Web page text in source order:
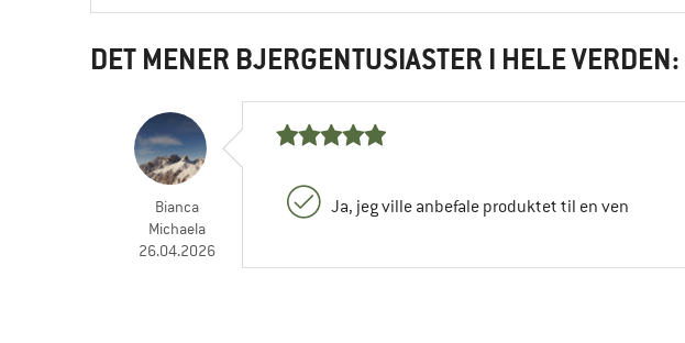
DET MENER BJERGENTUSIASTER I HELE VERDEN:
Bianca
Michaela
26.04.2026
Ja, jeg ville anbefale produktet til en ven